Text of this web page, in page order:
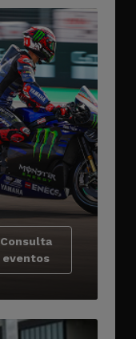
Consulta
eventos